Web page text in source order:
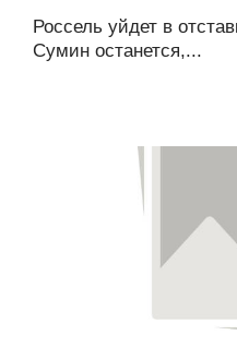
Россель уйдет в
Сумин останется,...